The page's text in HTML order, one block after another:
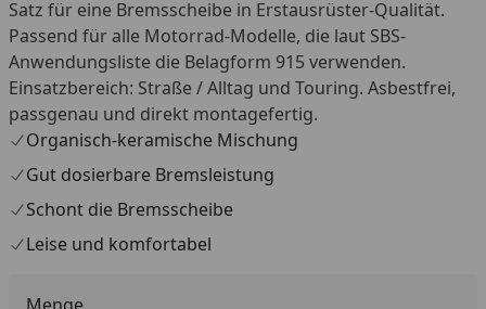
Satz für eine Bremsscheibe in Erstausrüster-Qualität.
Passend für alle Motorrad-Modelle, die laut SBS-
Anwendungsliste die Belagform 915 verwenden.
Einsatzbereich: Straße / Alltag und Touring. Asbestfrei,
passgenau und direkt montagefertig.
Organisch-keramische Mischung
Gut dosierbare Bremsleistung
Schont die Bremsscheibe
Leise und komfortabel